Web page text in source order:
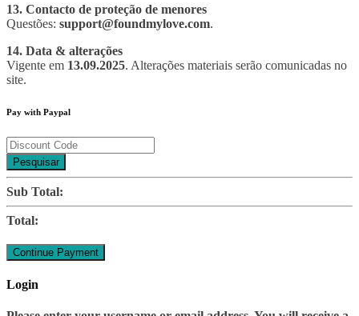
13. Contacto de proteção de menores
Questões: support@foundmylove.com.
14. Data & alterações
Vigente em 13.09.2025. Alterações materiais serão comunicadas no
site.
Pay with Paypal
Pesquisar
Sub Total:
Total:
Login